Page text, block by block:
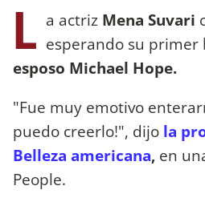
L a actriz Mena Suvari
esperando su primer
esposo Michael Hope.
"Fue muy emotivo
puedo creerlo!", dijo la
Belleza americana, en
People.